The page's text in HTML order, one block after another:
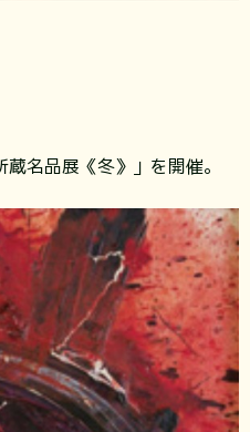
名品展《冬》」を開催。